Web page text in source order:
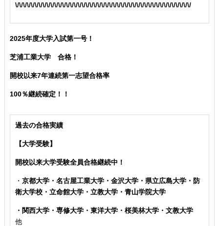
\/\/\/\/\/\/\/\/\/\/\/\/\/\/\/\/\/\/\/\/\/\/\/\/\/\/\/\/\/\/\/\/\/\/\/\/\/\/\/\/\/\/\/\/\/
2025年度大学入試第一号！
芝浦工業大学 合格！
開校以来7年連続第一志望合格率
100％継続確定！！
過去の合格実績
【大学受験】
開校以来大学受験全員合格継続中！
・ 京都大学・名古屋工業大学・金沢大学・県立広島大学・防
衛大学校・立命館大学・立教大学・青山学院大学
・関西大学・専修大学・東洋大学・桜美林大学・文教大学
他